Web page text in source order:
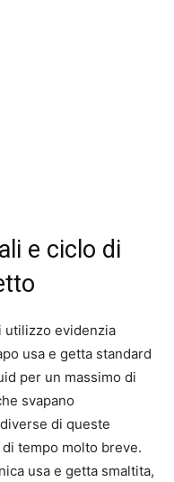
e ciclo di
utilizzo evidenzia
usa e getta standard
per un massimo di
svapano
di queste
tempo molto breve.
usa e getta smaltita,